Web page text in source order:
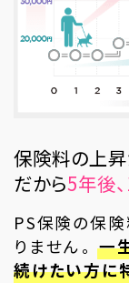
保険料の上昇
だから5年後
PS保険の保
りません。 一
続けたい方に